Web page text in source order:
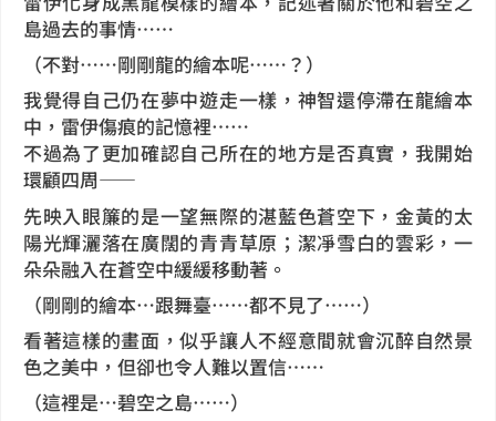
島過去的事情……
（不對……剛剛龍的繪本呢……？）
我覺得自己仍在夢中遊走一樣，神智還停滯在龍繪本
中，雷伊傷痕的記憶裡……
不過為了更加確認自己所在的地方是否真實，我開始
環顧四周——
先映入眼簾的是一望無際的湛藍色蒼空下，金黃的太
陽光輝灑落在廣闊的青青草原；潔凈雪白的雲彩，一
朵朵融入在蒼空中緩緩移動著。
（剛剛的繪本…跟舞臺……都不見了……）
看著這樣的畫面，似乎讓人不經意間就會沉醉自然景
色之美中，但卻也令人難以置信……
（這裡是…碧空之島……）